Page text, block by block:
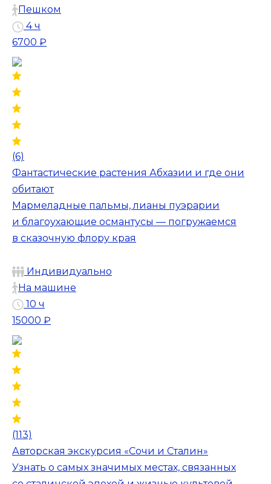
Пешком
4 ч
6700 ₽
(6)
Фантастические растения Абхазии и где они
обитают
Мармеладные пальмы, лианы пуэрарии
и благоухающие османтусы — погружаемся
в сказочную флору края
Индивидуально
На машине
10 ч
15000 ₽
(113)
Авторская экскурсия «Сочи и Сталин»
Узнать о самых значимых местах, связанных